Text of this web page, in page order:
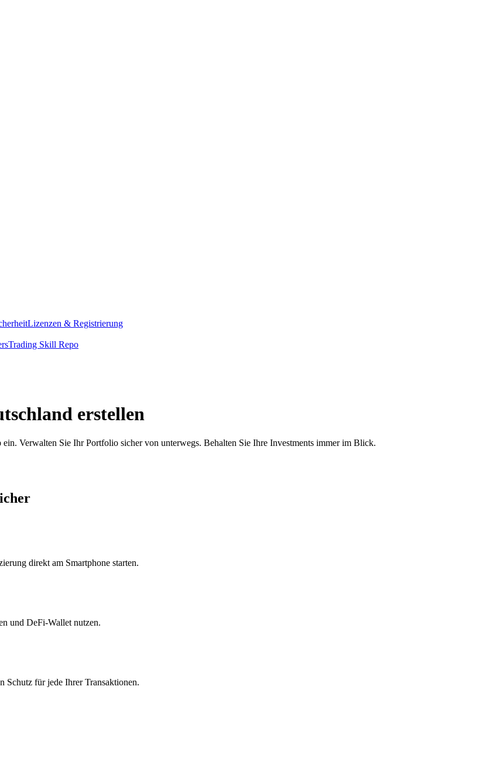
Lizenzen & Registrierung
Trading Skill Repo
erstellen
Verwalten Sie Ihr Portfolio sicher von unterwegs. Behalten Sie Ihre Investments immer im Blick.
direkt am Smartphone starten.
und DeFi-Wallet nutzen.
Schutz für jede Ihrer Transaktionen.